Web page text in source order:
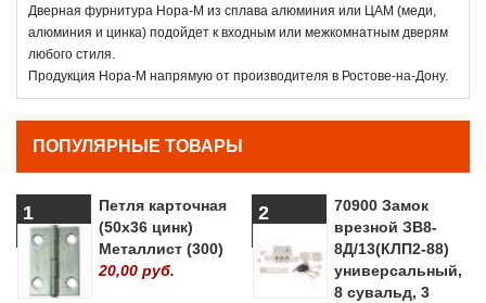
Дверная фурнитура Нора-М из сплава алюминия или ЦАМ (меди,
алюминия и цинка) подойдет к входным или межкомнатным дверям
любого стиля.
Продукция Нора-М напрямую от производителя в Ростове-на-Дону.
ПОПУЛЯРНЫЕ ТОВАРЫ
1
Петля карточная
(50х36 цинк)
Металлист (300)
20,00 руб.
2
70900 Замок
врезной ЗВ8-
8Д/13(КЛП2-88)
универсальный,
8 сувальд, 3